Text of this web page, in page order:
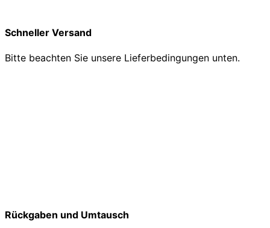
Schneller Versand
Bitte beachten Sie unsere Lieferbedingungen unten.
Rückgaben und Umtausch